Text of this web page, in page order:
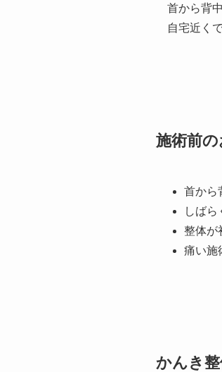
首から背
自宅近く
施術前
首から
しばら
整体が
痛い施
かんき